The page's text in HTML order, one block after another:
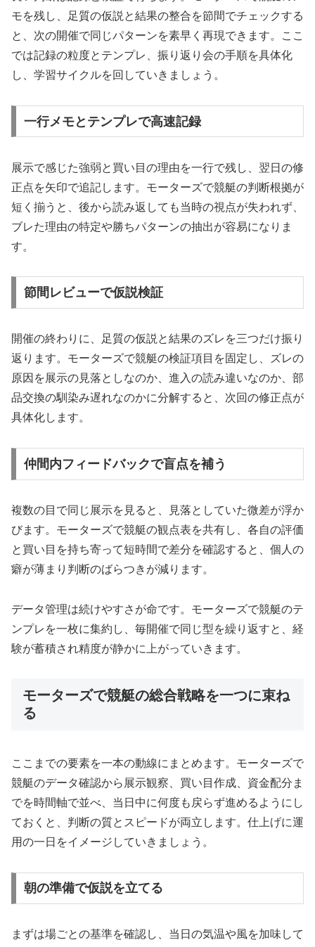
モを残し、足質の仮説と結果の整合を節間でチェックする
と、次の開催で同じパターンを素早く再現できます。ここ
では記録の粒度とテンプレ、振り返り会の手順を具体化
し、学習サイクルを回していきましょう。
一行メモとテンプレで高速記録
展示で感じた強弱と買い目の理由を一行で残し、翌日の修
正点を矢印で追記します。モーターズで競艇の判断根拠が
短く揃うと、後から読み返しても当時の視点が失われず、
ブレた理由の特定や勝ちパターンの抽出が容易になりま
す。
節間レビューで仮説検証
開催の終わりに、足質の仮説と結果のズレを三つだけ振り
返ります。モーターズで競艇の検証項目を固定し、ズレの
原因を展示の見落としなのか、進入の読み違いなのか、部
品交換の馴染み遅れなのかに分解すると、次回の修正点が
具体化します。
仲間内フィードバックで盲点を補う
複数の目で同じ展示を見ると、見落としていた微差が浮か
びます。モーターズで競艇の観点表を共有し、各自の評価
と買い目を持ち寄って短時間で差分を確認すると、個人の
癖が薄まり判断のばらつきが減ります。
データ管理は続けやすさが命です。モーターズで競艇のテ
ンプレを一枚に集約し、毎開催で同じ型を繰り返すと、経
験が蓄積され精度が静かに上がっていきます。
モーターズで競艇の総合戦略を一つに束ね
る
ここまでの要素を一本の動線にまとめます。モーターズで
競艇のデータ確認から展示観察、買い目作成、資金配分ま
でを時間軸で並べ、当日中に何度も戻らず進めるようにし
ておくと、判断の質とスピードが両立します。仕上げに運
用の一日をイメージしていきましょう。
朝の準備で仮説を立てる
まずは場ごとの基準を確認し、当日の気温や風を加味して